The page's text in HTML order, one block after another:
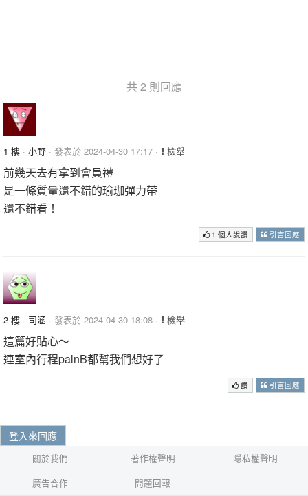
共 2 則回應
1 樓 · 小野 · 發表於 2024-04-30 17:17 · 檢舉
前幾天去有拿到會員禮
是一條質量還不錯的瑜珈彈力帶
還不錯看！
1 個人說讚 引言回應
2 樓 · 司涵 · 發表於 2024-04-30 18:08 · 檢舉
這篇好貼心～
連室內行程palnB都幫我們想好了
讚 引言回應
登入來回應
關於我們 著作權聲明
隱私權聲明
廣告合作
問題回報